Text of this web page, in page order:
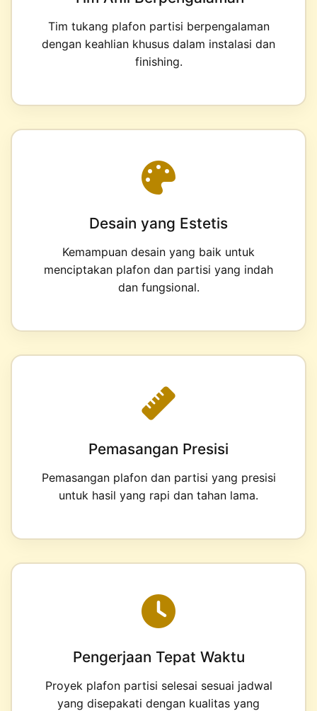
Tim tukang plafon partisi berpengalaman
dengan keahlian khusus dalam instalasi dan
finishing.
Desain yang Estetis
Kemampuan desain yang baik untuk
menciptakan plafon dan partisi yang indah
dan fungsional.
Pemasangan Presisi
Pemasangan plafon dan partisi yang presisi
untuk hasil yang rapi dan tahan lama.
Pengerjaan Tepat Waktu
Proyek plafon partisi selesai sesuai jadwal
yang disepakati dengan kualitas yang